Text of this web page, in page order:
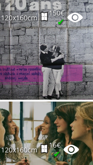
120x160cm
150€
✔
120x160cm
16€
✔